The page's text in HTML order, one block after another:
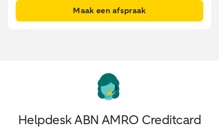
Maak een afspraak
Helpdesk ABN AMRO Creditcard